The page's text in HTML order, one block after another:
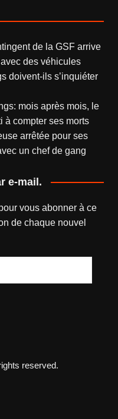
de la GSF arrive
des véhicules
doivent-ils s’inquiéter
mois après mois, le
à compter ses morts
arrêtée pour ses
un chef de gang
e-mail.
vous abonner à ce
de chaque nouvel
reserved.